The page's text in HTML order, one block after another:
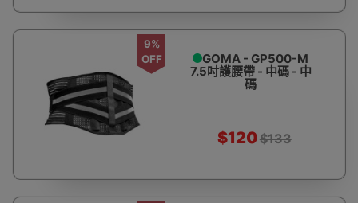
9%
OFF
GOMA - GP500-M
7.5吋護腰帶 - 中碼 - 中
碼
$120$133